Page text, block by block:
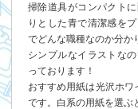
掃除道具がコンパクト
りとした青で清潔感を
でどんな職種なのか分か
シンプルなイラストな
っております！
おすすめ用紙は光沢ホ
です。白系の用紙を選ぶ